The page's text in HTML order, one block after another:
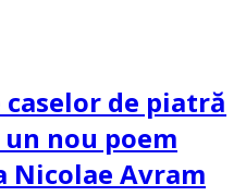
de piatră
nou poem
Nicolae Avram